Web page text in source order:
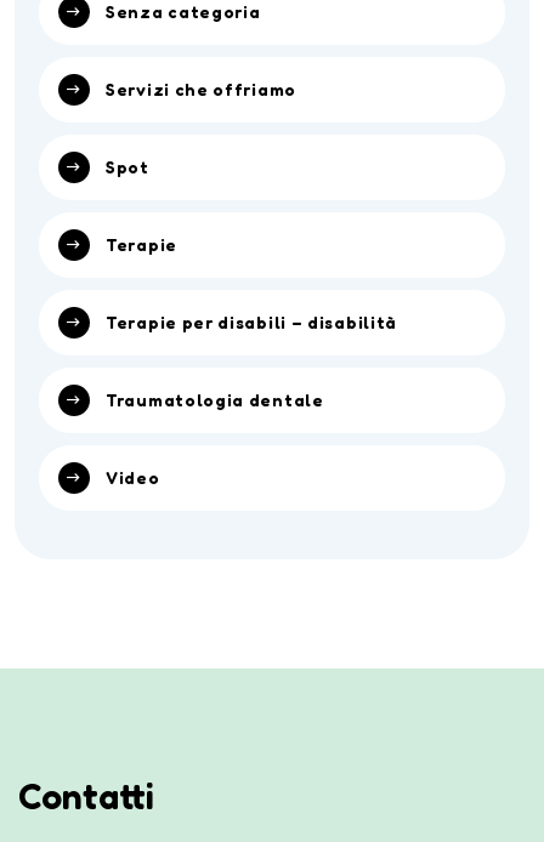
Senza categoria
Servizi che offriamo
Spot
Terapie
Terapie per disabili – disabilità
Traumatologia dentale
Video
Contatti